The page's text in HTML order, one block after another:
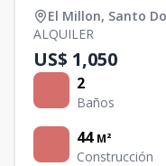
El Millon, Santo
ALQUILER
US$ 1,050
2
Baños
44 M²
Construcción